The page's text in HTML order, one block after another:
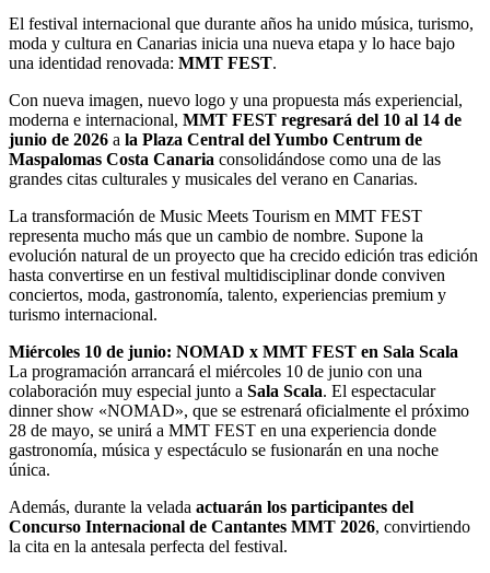
El festival internacional que durante años ha unido música, turismo,
moda y cultura en Canarias inicia una nueva etapa y lo hace bajo
una identidad renovada: MMT FEST.
Con nueva imagen, nuevo logo y una propuesta más experiencial,
moderna e internacional, MMT FEST regresará del 10 al 14 de
junio de 2026 a la Plaza Central del Yumbo Centrum de
Maspalomas Costa Canaria consolidándose como una de las
grandes citas culturales y musicales del verano en Canarias.
La transformación de Music Meets Tourism en MMT FEST
representa mucho más que un cambio de nombre. Supone la
evolución natural de un proyecto que ha crecido edición tras edición
hasta convertirse en un festival multidisciplinar donde conviven
conciertos, moda, gastronomía, talento, experiencias premium y
turismo internacional.
Miércoles 10 de junio: NOMAD x MMT FEST en Sala Scala
La programación arrancará el miércoles 10 de junio con una
colaboración muy especial junto a Sala Scala. El espectacular
dinner show «NOMAD», que se estrenará oficialmente el próximo
28 de mayo, se unirá a MMT FEST en una experiencia donde
gastronomía, música y espectáculo se fusionarán en una noche
única.
Además, durante la velada actuarán los participantes del
Concurso Internacional de Cantantes MMT 2026, convirtiendo
la cita en la antesala perfecta del festival.